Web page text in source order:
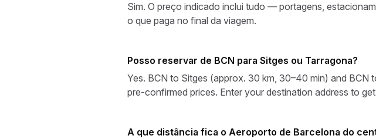
Sim. O preço indicado inclui tudo — portagens,
o que paga no final da viagem.
Posso reservar de BCN para Sitges ou Tarragona?
Yes. BCN to Sitges (approx. 30 km, 30–40 min) and
pre-confirmed prices. Enter your destination address to
A que distância fica o Aeroporto de Barcelona do